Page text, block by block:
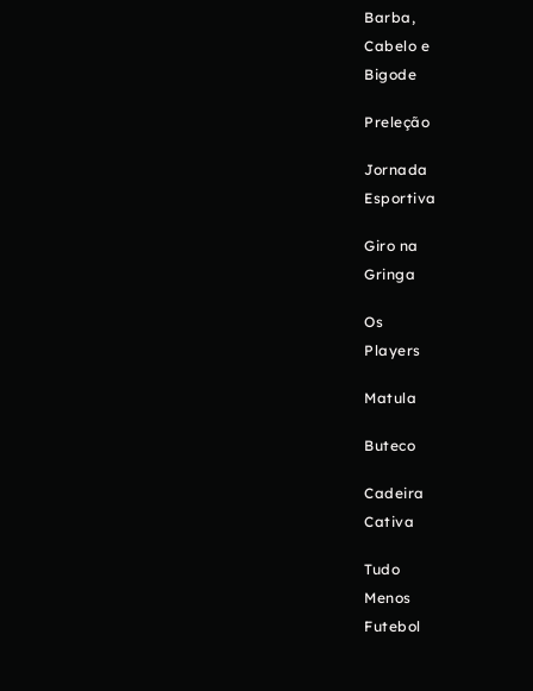
Barba,
Cabelo e
Bigode
Preleção
Jornada
Esportiva
Giro na
Gringa
Os
Players
Matula
Buteco
Cadeira
Cativa
Tudo
Menos
Futebol